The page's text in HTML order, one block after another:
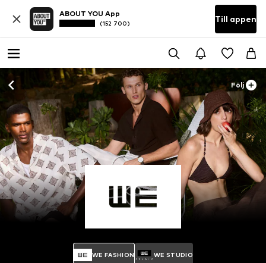
ABOUT YOU App
(152 700) Till appen
Följ
WE FASHION WE STUDIO